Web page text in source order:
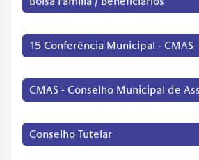
15 Conferência Municipal - CMAS
CMAS - Conselho Municipal de
Conselho Tutelar